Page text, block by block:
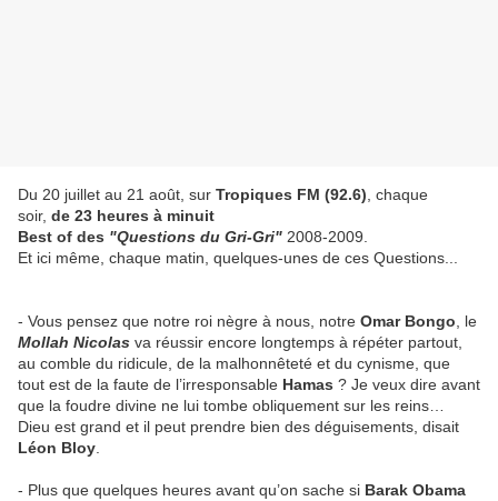
Du 20 juillet au 21 août, sur Tropiques FM (92.6) , chaque
soir, de 23 heures à minuit
Best of des "Questions du Gri-Gri" 2008-2009.
Et ici même, chaque matin, quelques-unes de ces Questions...
- Vous pensez que notre roi nègre à nous, notre Omar Bongo , le
Mollah Nicolas va réussir encore longtemps à répéter partout,
au comble du ridicule, de la malhonnêteté et du cynisme, que
tout est de la faute de l’irresponsable Hamas ? Je veux dire avant
que la foudre divine ne lui tombe obliquement sur les reins…
Dieu est grand et il peut prendre bien des déguisements, disait
Léon Bloy
- Plus que quelques heures avant qu’on sache si Barak Obama